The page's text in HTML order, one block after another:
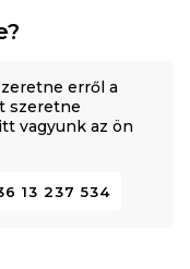
erről a
szeretne
vagyunk az ön
13 237 534